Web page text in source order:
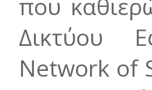
Δικτύου
Network of